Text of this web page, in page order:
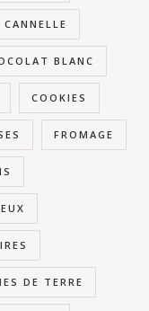
CANNELLE
BLANC
COOKIES
FROMAGE
DE TERRE